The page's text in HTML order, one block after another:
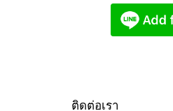
ติดต่อเรา